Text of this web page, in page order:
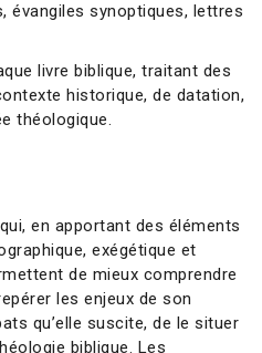
évangiles synoptiques, lettres
livre biblique, traitant des
historique, de datation,
théologique.
en apportant des éléments
exégétique et
de mieux comprendre
les enjeux de son
qu’elle suscite, de le situer
biblique. Les